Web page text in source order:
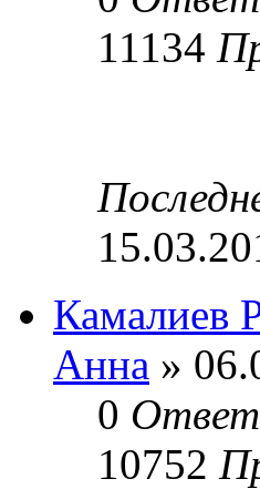
11134
Камалиев
Анна »
0
10752